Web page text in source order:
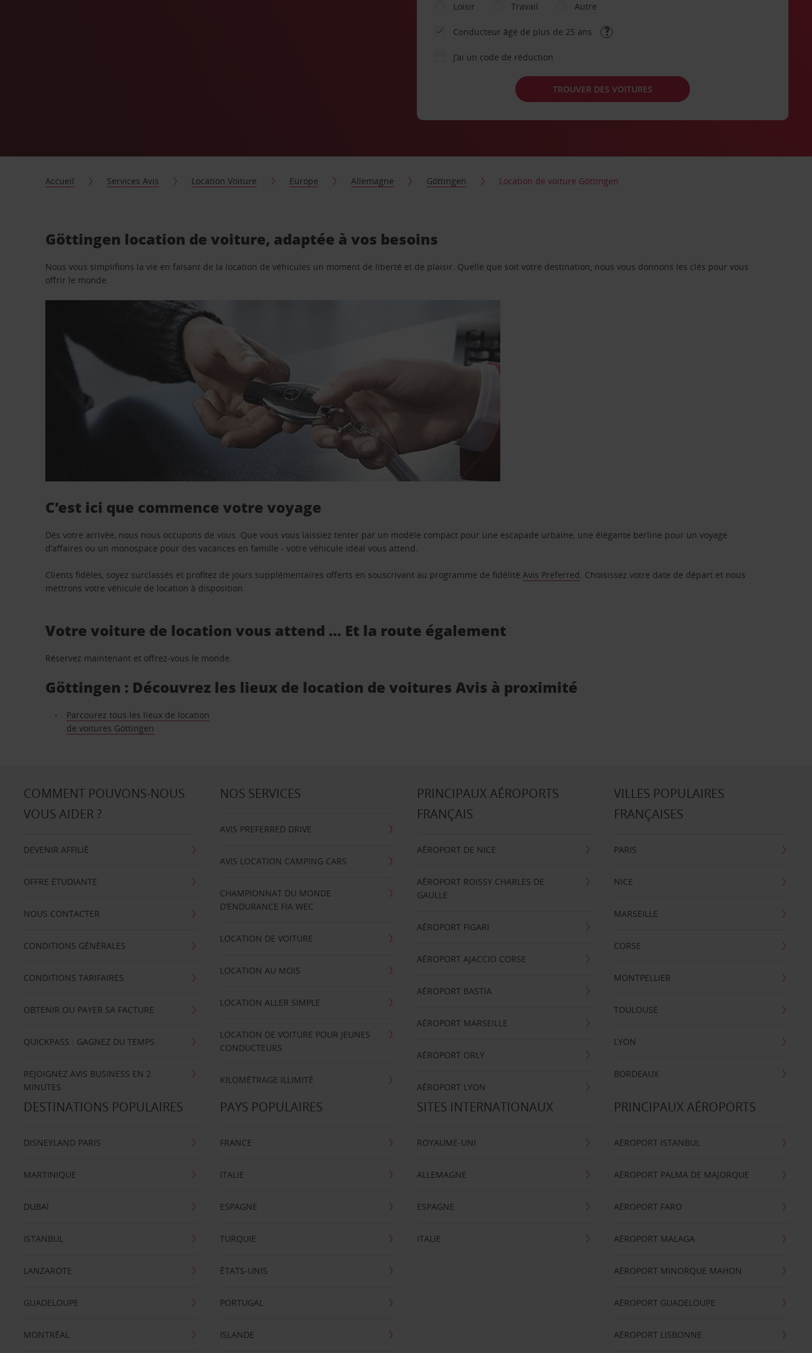
Loisir
Travail Autre
Conducteur âgé de plus de 25 ans
J’ai un code de réduction
TROUVER DES VOITURES
Accueil Services Avis Location Voiture Europe Allemagne Göttingen Location de voiture Göttingen
Göttingen location de voiture, adaptée à vos besoins
Nous vous simplifions la vie en faisant de la location de véhicules un moment de liberté et de plaisir. Quelle que soit votre destination, nous vous donnons les clés pour vous
offrir le monde.
C’est ici que commence votre voyage
Dès votre arrivée, nous nous occupons de vous. Que vous vous laissiez tenter par un modèle compact pour une escapade urbaine, une élégante berline pour un voyage
d’affaires ou un monospace pour des vacances en famille - votre véhicule idéal vous attend.
Clients fidèles, soyez surclassés et profitez de jours supplémentaires offerts en souscrivant au programme de fidélitéAvis Preferred. Choisissez votre date de départ et nous
mettrons votre véhicule de location à disposition.
Votre voiture de location vous attend … Et la route également
Réservez maintenant et offrez-vous le monde.
Göttingen : Découvrez les lieux de location de voitures Avis à proximité
Parcourez tous les lieux de location
de voitures Göttingen
COMMENT POUVONS-NOUS
VOUS AIDER ?
DEVENIR AFFILIÉ
OFFRE ÉTUDIANTE
NOUS CONTACTER
CONDITIONS GÉNÉRALES
CONDITIONS TARIFAIRES
OBTENIR OU PAYER SA FACTURE
QUICKPASS : GAGNEZ DU TEMPS
REJOIGNEZ AVIS BUSINESS EN 2
MINUTES
NOS SERVICES
AVIS PREFERRED DRIVE
AVIS LOCATION CAMPING CARS
CHAMPIONNAT DU MONDE
D’ENDURANCE FIA WEC
LOCATION DE VOITURE
LOCATION AU MOIS
LOCATION ALLER SIMPLE
LOCATION DE VOITURE POUR JEUNES
CONDUCTEURS
KILOMÉTRAGE ILLIMITÉ
PRINCIPAUX AÉROPORTS
FRANÇAIS
AÉROPORT DE NICE
AÉROPORT ROISSY CHARLES DE
GAULLE
AÉROPORT FIGARI
AÉROPORT AJACCIO CORSE
AÉROPORT BASTIA
AÉROPORT MARSEILLE
AÉROPORT ORLY
AÉROPORT LYON
VILLES POPULAIRES
FRANÇAISES
PARIS
NICE
MARSEILLE
CORSE
MONTPELLIER
TOULOUSE
LYON
BORDEAUX
DESTINATIONS POPULAIRES
DISNEYLAND PARIS
MARTINIQUE
DUBAÏ
ISTANBUL
LANZAROTE
GUADELOUPE
MONTRÉAL
PAYS POPULAIRES
FRANCE
ITALIE
ESPAGNE
TURQUIE
ÉTATS-UNIS
PORTUGAL
ISLANDE
SITES INTERNATIONAUX
ROYAUME-UNI
ALLEMAGNE
ESPAGNE
ITALIE
PRINCIPAUX AÉROPORTS
AÉROPORT ISTANBUL
AÉROPORT PALMA DE MAJORQUE
AÉROPORT FARO
AÉROPORT MALAGA
AÉROPORT MINORQUE MAHON
AÉROPORT GUADELOUPE
AÉROPORT LISBONNE